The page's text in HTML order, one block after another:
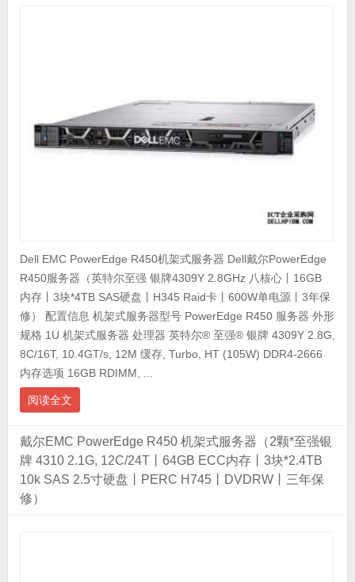
Dell EMC PowerEdge R450机架式服务器 Dell戴尔PowerEdge
R450服务器（英特尔至强 银牌4309Y 2.8GHz 八核心丨16GB
内存丨3块*4TB SAS硬盘丨H345 Raid卡丨600W单电源丨3年保
修） 配置信息 机架式服务器型号 PowerEdge R450 服务器 外形
规格 1U 机架式服务器 处理器 英特尔® 至强® 银牌 4309Y 2.8G,
8C/16T, 10.4GT/s, 12M 缓存, Turbo, HT (105W) DDR4-2666
内存选项 16GB RDIMM, ...
阅读全文
戴尔EMC PowerEdge R450 机架式服务器（2颗*至强银
牌 4310 2.1G, 12C/24T丨64GB ECC内存丨3块*2.4TB
10k SAS 2.5寸硬盘丨PERC H745丨DVDRW丨三年保
修）